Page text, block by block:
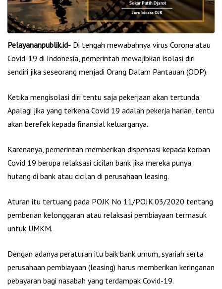
Pelayananpublik.id- Di tengah mewabahnya virus Corona atau
Covid-19 di Indonesia, pemerintah mewajibkan isolasi diri
sendiri jika seseorang menjadi Orang Dalam Pantauan (ODP).
Ketika mengisolasi diri tentu saja pekerjaan akan tertunda.
Apalagi jika yang terkena Covid 19 adalah pekerja harian, tentu
akan berefek kepada finansial keluarganya.
Karenanya, pemerintah memberikan dispensasi kepada korban
Covid 19 berupa relaksasi cicilan bank jika mereka punya
hutang di bank atau cicilan di perusahaan leasing.
Aturan itu tertuang pada POJK No 11/POJK.03/2020 tentang
pemberian kelonggaran atau relaksasi pembiayaan termasuk
untuk UMKM.
Dengan adanya peraturan itu baik bank umum, syariah serta
perusahaan pembiayaan (leasing) harus memberikan keringanan
pebayaran bagi nasabah yang terdampak Covid-19.